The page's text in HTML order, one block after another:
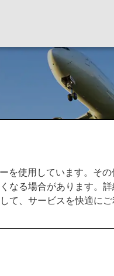
を使用しています。そ
なる場合があります。
て、サービスを快適に